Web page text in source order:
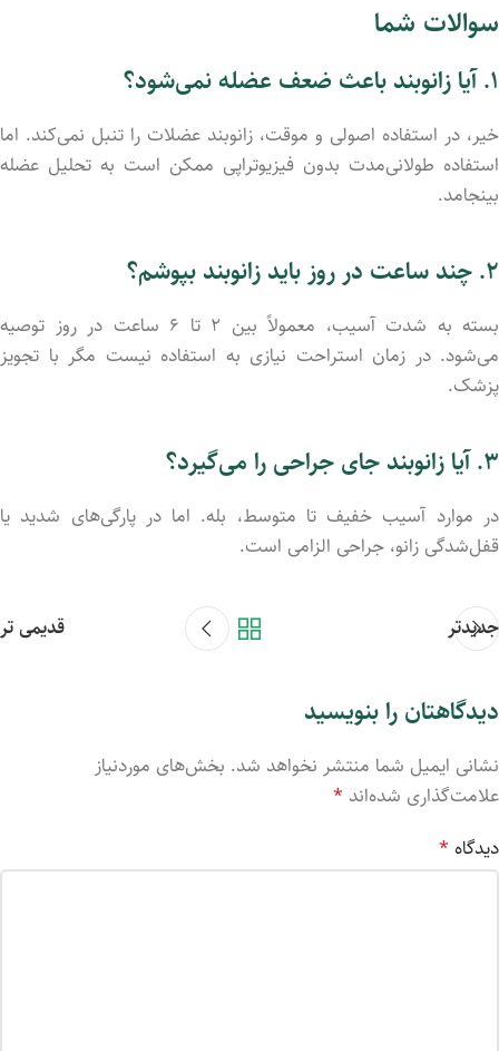
سوالات شما
۱. آیا زانوبند باعث ضعف عضله نمی‌شود؟
خیر، در استفاده اصولی و موقت، زانوبند عضلات را تنبل نمی‌کند. اما
استفاده طولانی‌مدت بدون فیزیوتراپی ممکن است به تحلیل عضله
بینجامد.
۲. چند ساعت در روز باید زانوبند بپوشم؟
بسته به شدت آسیب، معمولاً بین ۲ تا ۶ ساعت در روز توصیه
می‌شود. در زمان استراحت نیازی به استفاده نیست مگر با تجویز
پزشک.
۳. آیا زانوبند جای جراحی را می‌گیرد؟
در موارد آسیب خفیف تا متوسط، بله. اما در پارگی‌های شدید یا
قفل‌شدگی زانو، جراحی الزامی است.
جدیدتر قدیمی تر
دیدگاهتان را بنویسید
نشانی ایمیل شما منتشر نخواهد شد. بخش‌های موردنیاز
علامت‌گذاری شده‌اند *
دیدگاه *